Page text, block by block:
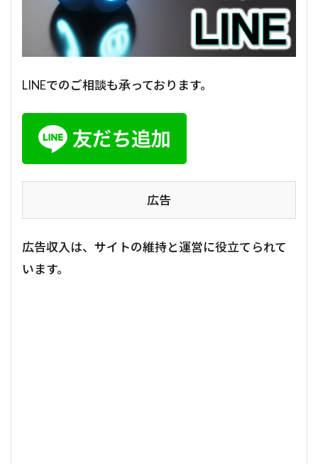
LINEでのご相談も承っております。
広告
広告収入は、サイトの維持と運営に役立てられて
います。